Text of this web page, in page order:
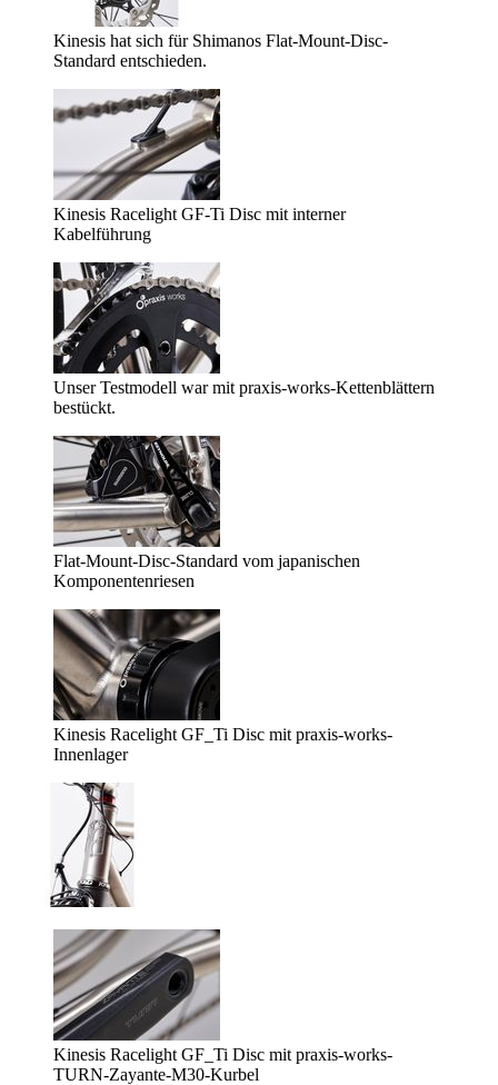
Kinesis hat sich für Shimanos Flat-Mount-Disc-
Standard entschieden.
Kinesis Racelight GF-Ti Disc mit interner
Kabelführung
Unser Testmodell war mit praxis-works-Kettenblättern
bestückt.
Flat-Mount-Disc-Standard vom japanischen
Komponentenriesen
Kinesis Racelight GF_Ti Disc mit praxis-works-
Innenlager
Kinesis Racelight GF_Ti Disc mit praxis-works-
TURN-Zayante-M30-Kurbel